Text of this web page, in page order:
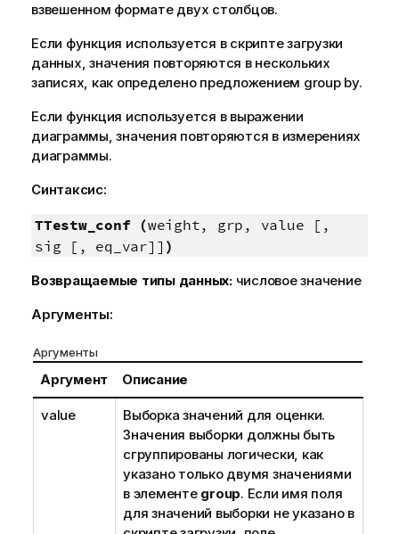
взвешенном формате двух столбцов.
Если функция используется в скрипте загрузки
данных, значения повторяются в нескольких
записях, как определено предложением group by.
Если функция используется в выражении
диаграммы, значения повторяются в измерениях
диаграммы.
Синтаксис:
TTestw_conf (weight, grp, value [,
sig [, eq_var]] )
Возвращаемые типы данных: числовое значение
Аргументы:
Аргументы
Аргумент Описание
value
Выборка значений для оценки.
Значения выборки должны быть
сгруппированы логически, как
указано только двумя значениями
в элементе group. Если имя поля
для значений выборки не указано в